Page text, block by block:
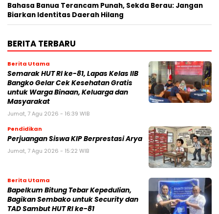
Bahasa Banua Terancam Punah, Sekda Berau: Jangan
Biarkan Identitas Daerah Hilang
BERITA TERBARU
Berita Utama
Semarak HUT RI ke-81, Lapas Kelas IIB
Bangko Gelar Cek Kesehatan Gratis
untuk Warga Binaan, Keluarga dan
Masyarakat
Jumat, 7 Agu 2026 - 16:39 WIB
Pendidikan
Perjuangan Siswa KIP Berprestasi Arya
Jumat, 7 Agu 2026 - 15:22 WIB
Berita Utama
Bapelkum Bitung Tebar Kepedulian,
Bagikan Sembako untuk Security dan
TAD Sambut HUT RI ke-81